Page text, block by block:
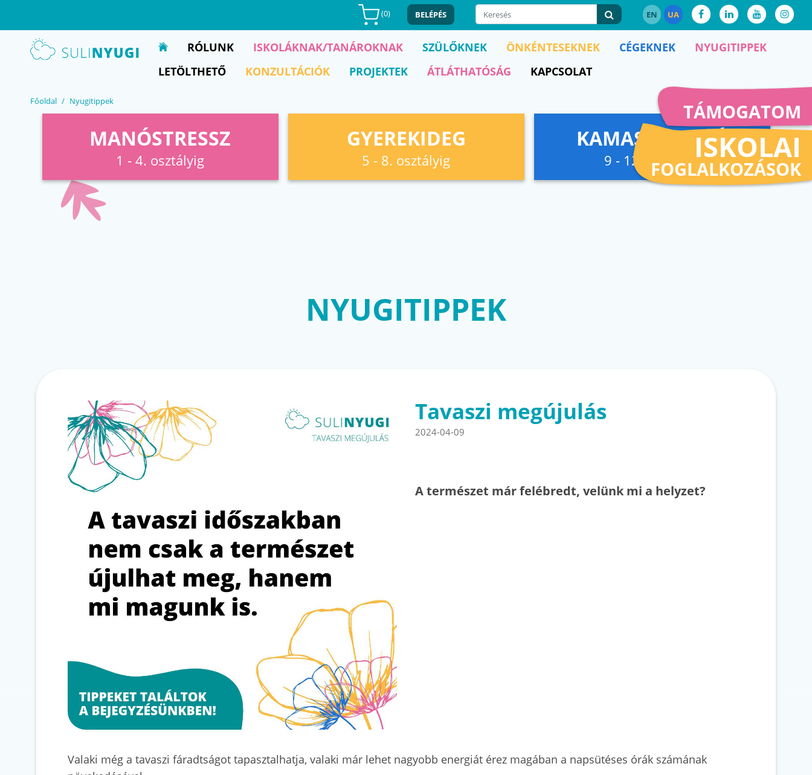
(0) BELÉPÉS EN UA
TÁMOGATOM
ISKOLAI
FOGLALKOZÁSOK
RÓLUNK ISKOLÁKNAK/TANÁROKNAK SZÜLŐKNEK ÖNKÉNTESEKNEK CÉGEKNEK
NYUGITIPPEK
LETÖLTHETŐ
KONZULTÁCIÓK PROJEKTEK ÁTLÁTHATÓSÁG KAPCSOLAT
Főoldal Nyugitippek
MANÓSTRESSZ
1 - 4. osztályig
GYEREKIDEG
5 - 8. osztályig
KAMASZFESZKÓ
9 - 12. osztályig
NYUGITIPPEK
Tavaszi megújulás
2024-04-09
A természet már felébredt, velünk mi a helyzet?
Valaki még a tavaszi fáradtságot tapasztalhatja, valaki már lehet nagyobb energiát érez magában a napsütéses órák számának